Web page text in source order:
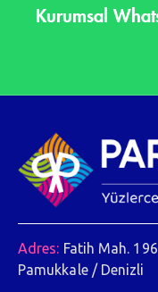
Kurumsal
Adres: Fatih Mah.
Pamukkale / Denizli